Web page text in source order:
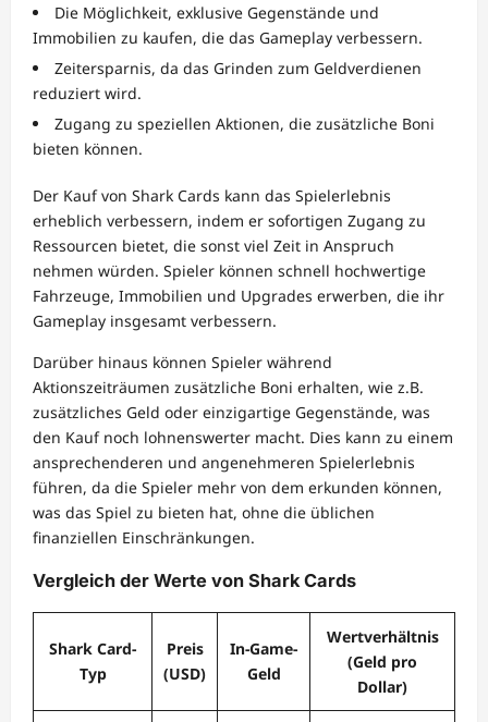
Die Möglichkeit, exklusive Gegenstände und
Immobilien zu kaufen, die das Gameplay verbessern.
Zeitersparnis, da das Grinden zum Geldverdienen
reduziert wird.
Zugang zu speziellen Aktionen, die zusätzliche Boni
bieten können.
Der Kauf von Shark Cards kann das Spielerlebnis
erheblich verbessern, indem er sofortigen Zugang zu
Ressourcen bietet, die sonst viel Zeit in Anspruch
nehmen würden. Spieler können schnell hochwertige
Fahrzeuge, Immobilien und Upgrades erwerben, die ihr
Gameplay insgesamt verbessern.
Darüber hinaus können Spieler während
Aktionszeiträumen zusätzliche Boni erhalten, wie z.B.
zusätzliches Geld oder einzigartige Gegenstände, was
den Kauf noch lohnenswerter macht. Dies kann zu einem
ansprechenderen und angenehmeren Spielerlebnis
führen, da die Spieler mehr von dem erkunden können,
was das Spiel zu bieten hat, ohne die üblichen
finanziellen Einschränkungen.
Vergleich der Werte von Shark Cards
Shark Card-
Typ
Preis
(USD)
In-Game-
Geld
Wertverhältnis
(Geld pro
Dollar)